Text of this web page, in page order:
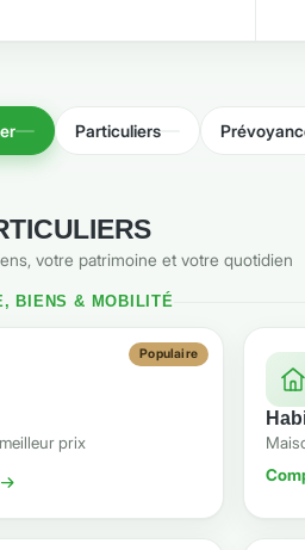
Particuliers
votre patrimoine et votre quotidien
BIENS & MOBILITÉ
Populaire
prix